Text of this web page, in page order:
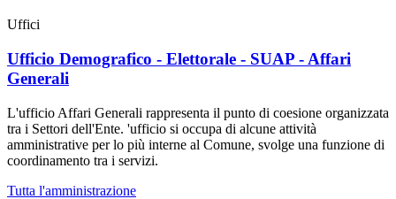
Uffici
Ufficio Demografico - Elettorale - SUAP - Affari
Generali
L'ufficio Affari Generali rappresenta il punto di coesione organizzata
tra i Settori dell'Ente. 'ufficio si occupa di alcune attività
amministrative per lo più interne al Comune, svolge una funzione di
coordinamento tra i servizi.
Tutta l'amministrazione